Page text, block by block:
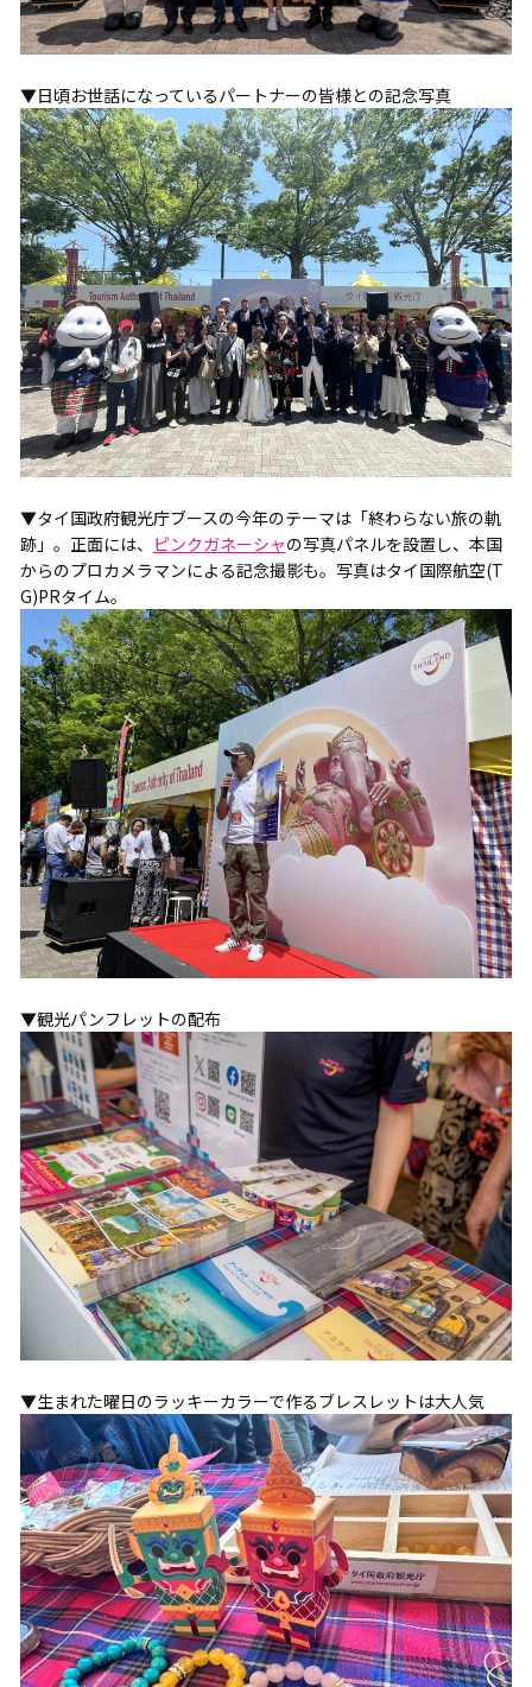
▼日頃お世話になっているパートナーの皆様との記念写真
▼タイ国政府観光庁ブースの今年のテーマは「終わらない旅の軌
跡」。正面には、 ピンクガネーシャの写真パネルを設置し、本国
からのプロカメラマンによる記念撮影も。写真はタイ国際航空(T
G)PRタイム。
▼観光パンフレットの配布
▼生まれた曜日のラッキーカラーで作るブレスレットは大人気